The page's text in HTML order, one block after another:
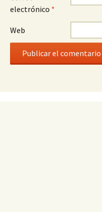
electrónico *
Web